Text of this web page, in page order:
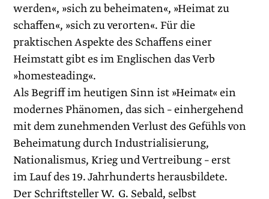
werden«, »sich zu beheimaten«, »Heimat zu
schaffen«, »sich zu verorten«. Für die
praktischen Aspekte des Schaffens einer
Heimstatt gibt es im Englischen das Verb
»homesteading«.
Als Begriff im heutigen Sinn ist »Heimat« ein
modernes Phänomen, das sich – einhergehend
mit dem zunehmenden Verlust des Gefühls von
Beheimatung durch Industrialisierung,
Nationalismus, Krieg und Vertreibung – erst
im Lauf des 19. Jahrhunderts herausbildete.
Der Schriftsteller W. G. Sebald, selbst